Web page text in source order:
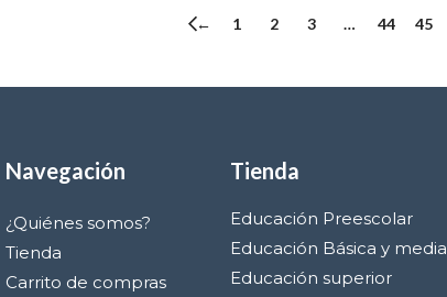
← 1 2 3 … 44 45
Navegación
¿Quiénes somos?
Tienda
Carrito de compras
Tienda
Educación Preescolar
Educación Básica y media
Educación superior